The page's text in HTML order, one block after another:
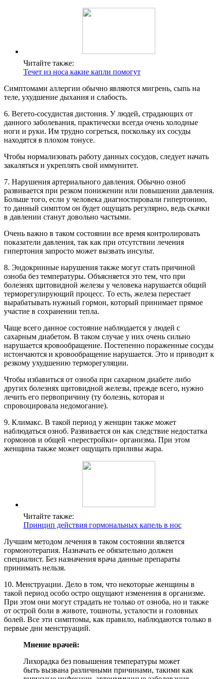
Читайте также:
Течет из носа какие капли помогут
Симптомами аллергии обычно являются мигрень, сыпь на
теле, ухудшение дыхания и слабость.
6. Вегето-сосудистая дистония. У людей, страдающих от
данного заболевания, практически всегда очень холодные
ноги и руки. Им трудно согреться, поскольку их сосуды
находятся в плохом тонусе.
Чтобы нормализовать работу данных сосудов, следует начать
закаляться и укреплять свой иммунитет.
7. Нарушения артериального давления. Обычно озноб
развивается при резком понижении или повышении давления.
Больше того, если у человека диагностировали гипертонию,
то данный симптом он будет ощущать регулярно, ведь скачки
в давлении станут довольно частыми.
Очень важно в таком состоянии все время контролировать
показатели давления, так как при отсутствии лечения
гипертония запросто может вызвать инсульт.
8. Эндокринные нарушения также могут стать причиной
озноба без температуры. Объясняется это тем, что при
болезнях щитовидной железы у человека нарушается общий
терморегулирующий процесс. То есть, железа перестает
вырабатывать нужный гормон, который принимает прямое
участие в сохранении тепла.
Чаще всего данное состояние наблюдается у людей с
сахарным диабетом. В таком случае у них очень сильно
нарушается кровообращение. Постепенно пораженные сосуды
истончаются и кровообращение нарушается. Это и приводит к
резкому ухудшению терморегуляции.
Чтобы избавиться от озноба при сахарном диабете либо
других болезнях щитовидной железы, прежде всего, нужно
лечить его первопричину (ту болезнь, которая и
спровоцировала недомогание).
9. Климакс. В такой период у женщин также может
наблюдаться озноб. Развивается он как следствие недостатка
гормонов и общей «перестройки» организма. При этом
женщина также может ощущать приливы жара.
Читайте также:
Принцип действия гормональных капель в нос
Лучшим методом лечения в таком состоянии является
гормонотерапия. Назначать ее обязательно должен
специалист. Без назначения врача данные препараты
принимать нельзя.
10. Менструации. Дело в том, что некоторые женщины в
такой период особо остро ощущают изменения в организме.
При этом они могут страдать не только от озноба, но и также
от острой боли в животе, тошноты, усталости и головных
болей. Все эти симптомы, как правило, наблюдаются только в
первые дни менструаций.
Мнение врачей:
Лихорадка без повышения температуры может
быть вызвана различными причинами, такими как